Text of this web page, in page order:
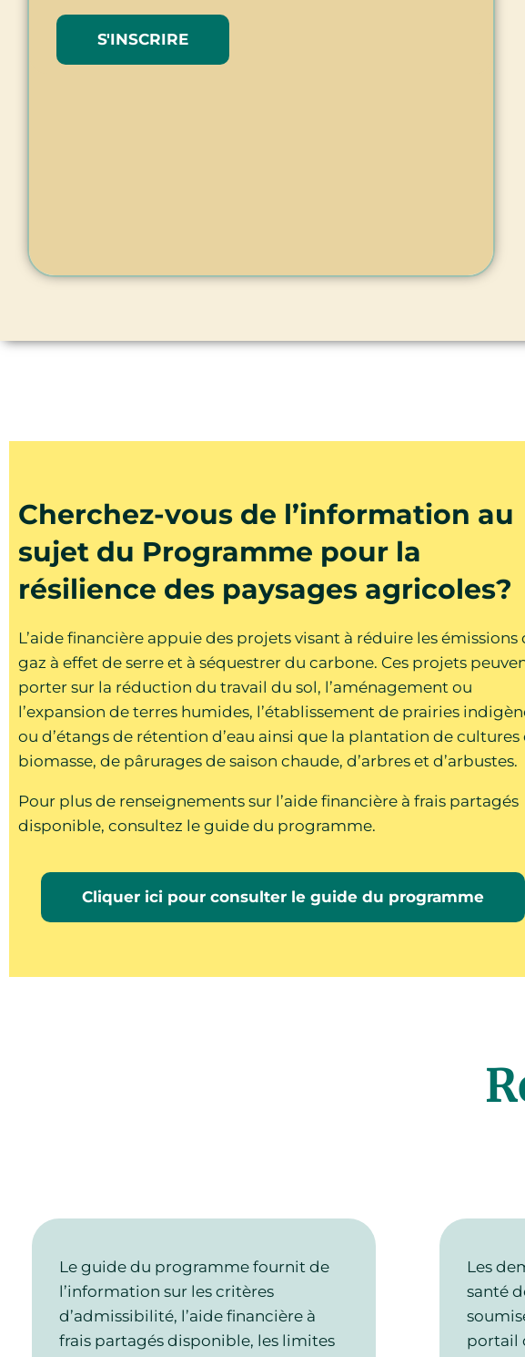
S'INSCRIRE
Cherchez-vous de l’information au
sujet du Programme pour la
résilience des paysages agricoles?
L’aide financière appuie des projets visant à réduire les émissions
gaz à effet de serre et à séquestrer du carbone. Ces projets
porter sur la réduction du travail du sol, l’aménagement ou
l’expansion de terres humides, l’établissement de prairies
ou d’étangs de rétention d’eau ainsi que la plantation de cultures
biomasse, de pârurages de saison chaude, d’arbres et d’arbustes.
Pour plus de renseignements sur l’aide financière à frais partagés
disponible, consultez le guide du programme.
Cliquer ici pour consulter le guide du programme
Le guide du programme fournit de
l’information sur les critères
d’admissibilité, l’aide financière à
frais partagés disponible, les limites
Les
santé
portail